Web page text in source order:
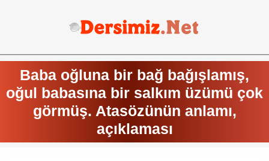
Baba oğluna bir bağ bağışlamış,
oğul babasına bir salkım üzümü çok
görmüş. Atasözünün anlamı,
açıklaması